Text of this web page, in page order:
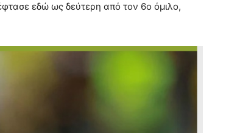
εδώ ως δεύτερη από τον 6ο όμιλο,